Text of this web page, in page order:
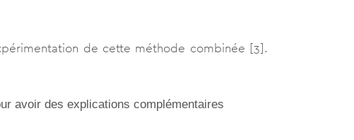
de cette méthode combinée [3].
avoir des explications complémentaires